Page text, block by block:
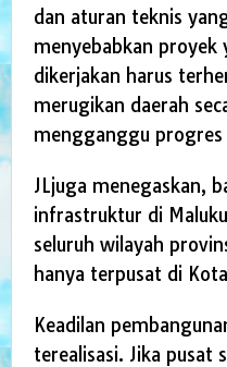
dan aturan teknis
menyebabkan proyek
dikerjakan harus
merugikan daerah
mengganggu progres
JLjuga menegaskan,
infrastruktur di
seluruh wilayah
hanya terpusat di
Keadilan
terealisasi. Jika pusat